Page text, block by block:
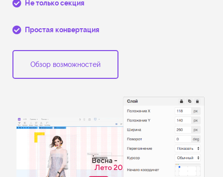
Не только секция
Простая конвертация
Обзор возможностей